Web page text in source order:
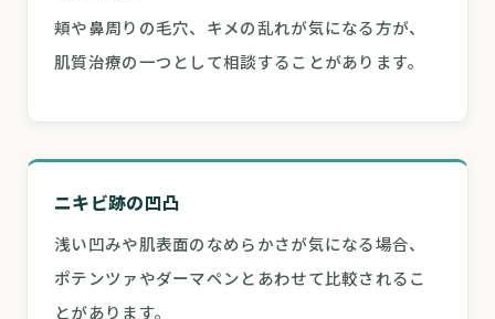
頬や鼻周りの毛穴、キメの乱れが気になる方が、
肌質治療の一つとして相談することがあります。
ニキビ跡の凹凸
浅い凹みや肌表面のなめらかさが気になる場合、
ポテンツァやダーマペンとあわせて比較されるこ
とがあります。